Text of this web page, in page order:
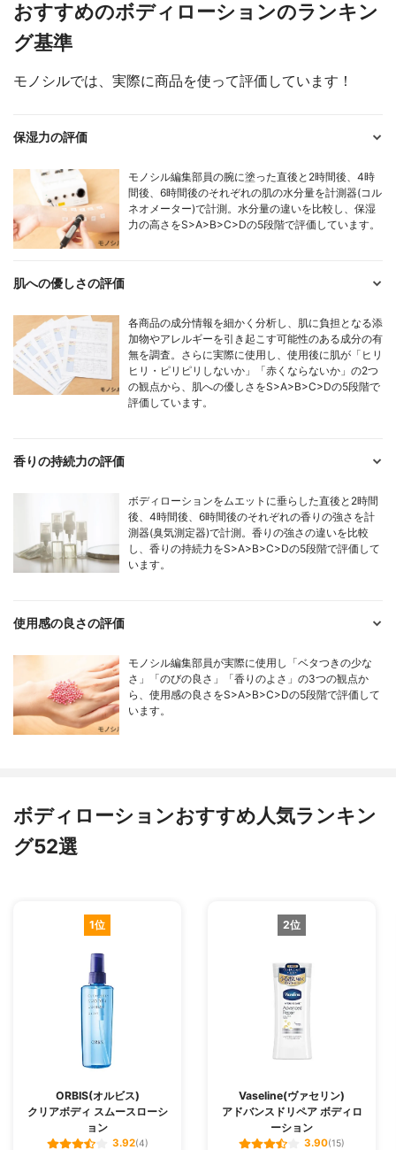
おすすめのボディローションのランキン
グ基準
モノシルでは、実際に商品を使って評価しています！
保湿力の評価
モノシル編集部員の腕に塗った直後と2時間後、4時
間後、6時間後のそれぞれの肌の水分量を計測器(コル
ネオメーター)で計測。水分量の違いを比較し、保湿
力の高さをS>A>B>C>Dの5段階で評価しています。
肌への優しさの評価
各商品の成分情報を細かく分析し、肌に負担となる添
加物やアレルギーを引き起こす可能性のある成分の有
無を調査。さらに実際に使用し、使用後に肌が「ヒリ
ヒリ・ピリピリしないか」「赤くならないか」の2つ
の観点から、肌への優しさをS>A>B>C>Dの5段階で
評価しています。
香りの持続力の評価
ボディローションをムエットに垂らした直後と2時間
後、4時間後、6時間後のそれぞれの香りの強さを計
測器(臭気測定器)で計測。香りの強さの違いを比較
し、香りの持続力をS>A>B>C>Dの5段階で評価して
います。
使用感の良さの評価
モノシル編集部員が実際に使用し「ベタつきの少な
さ」「のびの良さ」「香りのよさ」の3つの観点か
ら、使用感の良さをS>A>B>C>Dの5段階で評価して
います。
ボディローションおすすめ人気ランキン
グ52選
1位
ORBIS(オルビス)
クリアボディ スムースローシ
ョン
3.92(4)
2位
Vaseline(ヴァセリン)
アドバンスドリペア ボディロ
ーション
3.90(15)